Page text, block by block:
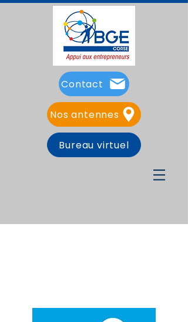
Contact
Nos antennes
Bureau virtuel